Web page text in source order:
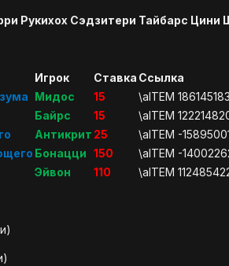
Рукихох Сэдзитери Тайбарс Цини
Игрок Ставка Ссылка
Мидос 15
\aITEM
Байрс 15
\aITEM
Антикрит 25
\aITEM -
Бонацци 150
\aITEM -
Эйвон 110 \aITEM